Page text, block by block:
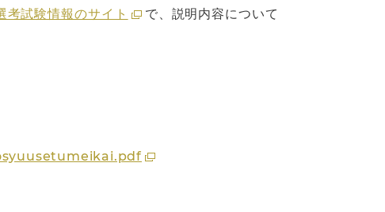
考試験情報のサイト
で、説明内容について